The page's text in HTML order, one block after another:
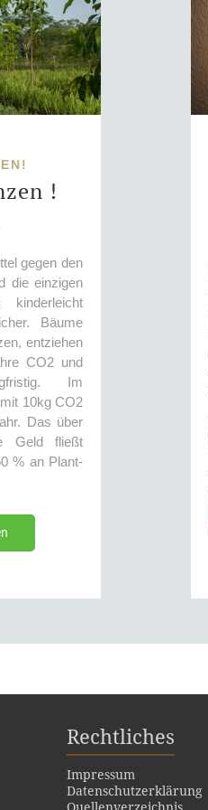
!
gegen den
die einzigen
Bäume
entziehen
CO2 und
Im
10kg CO2
Das über
Geld fließt
% an Plant-
Rechtliches
Impressum
Datenschutzerklärung